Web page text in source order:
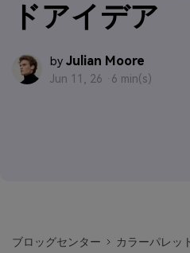
ドアイデア
by Julian Moore
Jun 11, 26 · 6 min(s)
ブロッグセンター
カラーパレッ